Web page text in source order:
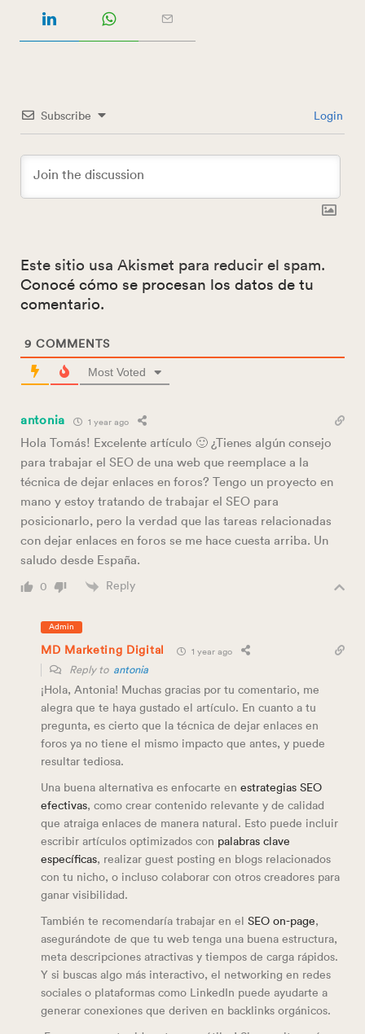
Subscribe Login
Este sitio usa Akismet para reducir el spam.
Conocé cómo se procesan los datos de tu
comentario.
9 COMMENTS
Most Voted
antonia 1 year ago
Hola Tomás! Excelente artículo 🙂 ¿Tienes algún consejo
para trabajar el SEO de una web que reemplace a la
técnica de dejar enlaces en foros? Tengo un proyecto en
mano y estoy tratando de trabajar el SEO para
posicionarlo, pero la verdad que las tareas relacionadas
con dejar enlaces en foros se me hace cuesta arriba. Un
saludo desde España.
0 Reply
Admin
MD Marketing Digital 1 year ago
Reply to antonia
¡Hola, Antonia! Muchas gracias por tu comentario, me
alegra que te haya gustado el artículo. En cuanto a tu
pregunta, es cierto que la técnica de dejar enlaces en
foros ya no tiene el mismo impacto que antes, y puede
resultar tediosa.
Una buena alternativa es enfocarte en estrategias SEO
efectivas, como crear contenido relevante y de calidad
que atraiga enlaces de manera natural. Esto puede incluir
escribir artículos optimizados con palabras clave
específicas, realizar guest posting en blogs relacionados
con tu nicho, o incluso colaborar con otros creadores para
ganar visibilidad.
También te recomendaría trabajar en el SEO on-page,
asegurándote de que tu web tenga una buena estructura,
meta descripciones atractivas y tiempos de carga rápidos.
Y si buscas algo más interactivo, el networking en redes
sociales o plataformas como LinkedIn puede ayudarte a
generar conexiones que deriven en backlinks orgánicos.